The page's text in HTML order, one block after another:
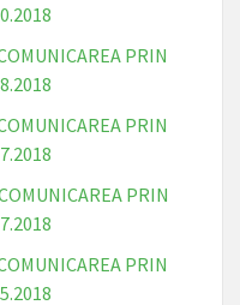
PRIN
PRIN
PRIN
PRIN